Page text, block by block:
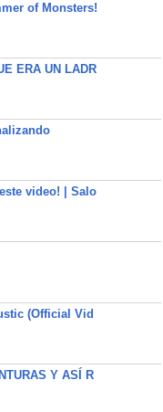
of Monsters!
ERA UN LADR
video! | Salo
(Official Vid
Y ASÍ R